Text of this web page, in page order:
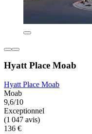
Hyatt Place Moab
Hyatt Place Moab
Moab
9,6/10
Exceptionnel
(1 047 avis)
136 €